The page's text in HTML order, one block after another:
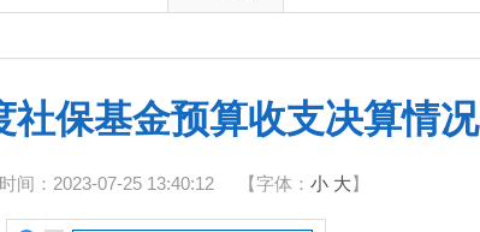
社保基金预算收支决算情况
间：2023-07-25 13:40:12 【字体： 小 大】